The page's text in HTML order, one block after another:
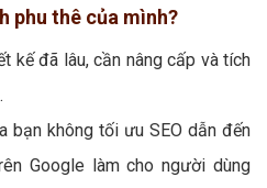
phu thê của mình?
kế đã lâu, cần nâng cấp và tích
bạn không tối ưu SEO dẫn đến
Google làm cho người dùng